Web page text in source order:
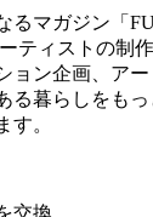
るマガジン「
ティストの制
ョン企画、ア
る暮らしをも
す。
交換